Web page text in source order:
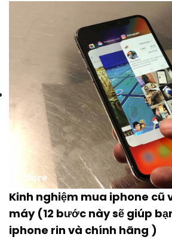
Kinh nghiệm mua iphone cũ
máy (12 bước này sẽ giúp
iphone rin và chính hãng )